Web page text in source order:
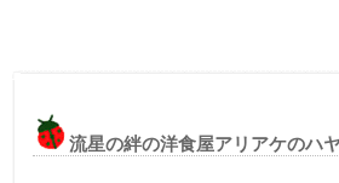
流星の絆の洋食屋アリアケのハ